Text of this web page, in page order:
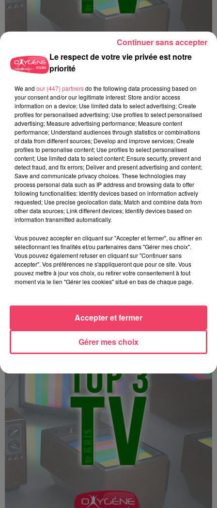
Top 3 TV - 15 12 2025
Top 3 TV - 15 12 2025
Le respect de votre vie privée est notre
priorité
We and our (447) partnersdo the following data processing based on
your consent and/or our legitimate interest: Store and/or access
information on a device; Use limited data to select advertising; Create
profiles for personalised advertising; Use profiles to select personalised
advertising; Measure advertising performance; Measure content
performance; Understand audiences through statistics or combinations
of data from different sources; Develop and improve services; Create
profiles to personalise content; Use profiles to select personalised
content; Use limited data to select content; Ensure security, prevent and
detect fraud, and fix errors; Deliver and present advertising and content;
Save and communicate privacy choices. These technologies may
process personal data such as IP address and browsing data to offer
following functionalities: Identify devices based on information actively
requested; Use precise geolocation data; Match and combine data from
other data sources; Link different devices; Identify devices based on
information transmitted automatically.
Vous pouvez accepter en cliquant sur "Accepter et fermer", ou affiner en
sélectionnant les finalités et/ou partenaires dans "Gérer mes choix".
Vous pouvez également refuser en cliquant sur "Continuer sans
accepter". Vos préférences ne s'appliqueront que pour ce site. Vous
pouvez mettre à jour vos choix, ou retirer votre consentement à tout
moment via le lien "Gérer les cookies" situé en bas de chaque page.
Gérer mes choix
Accepter et fermer
Continuer sans accepter